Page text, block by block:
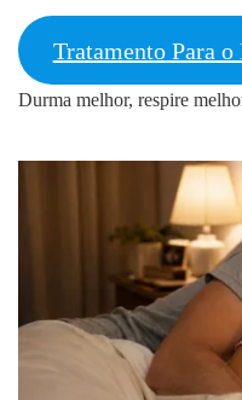
Tratamento Para o
Durma melhor, respire